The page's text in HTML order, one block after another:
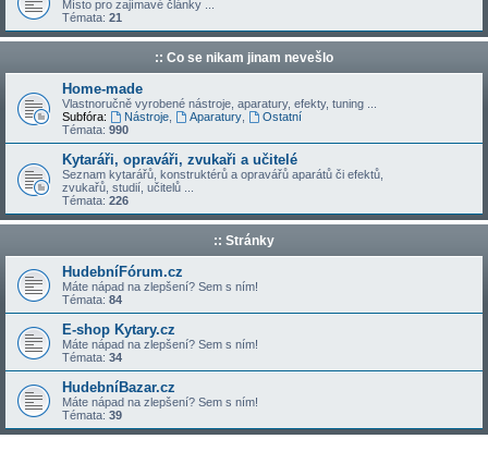
Místo pro zajímavé články ...
Témata: 21
:: Co se nikam jinam nevešlo
Home-made
Vlastnoručně vyrobené nástroje, aparatury, efekty, tuning ...
Subfóra:
Nástroje, Aparatury,
Ostatní
Témata: 990
Kytaráři, opraváři, zvukaři a učitelé
Seznam kytarářů, konstruktérů a opravářů aparátů či efektů,
zvukařů, studií, učitelů ...
Témata: 226
:: Stránky
HudebníFórum.cz
Máte nápad na zlepšení? Sem s ním!
Témata: 84
E-shop Kytary.cz
Máte nápad na zlepšení? Sem s ním!
Témata: 34
HudebníBazar.cz
Máte nápad na zlepšení? Sem s ním!
Témata: 39